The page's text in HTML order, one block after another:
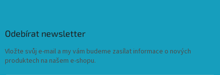
Odebírat newsletter
Vložte svůj e-mail a my vám budeme zasílat informace o nových
produktech na našem e-shopu.